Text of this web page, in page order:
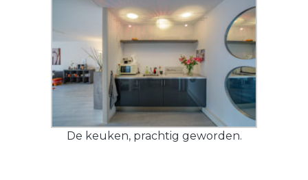
De keuken, prachtig geworden.